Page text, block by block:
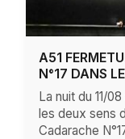
A51
N°17 DANS
La nuit du 11/
les deux sens
Cadarache